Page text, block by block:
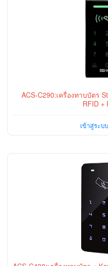
ACS-C290:เครื่องทาบบัตร
RFID +
เข้าสู่ระบบ